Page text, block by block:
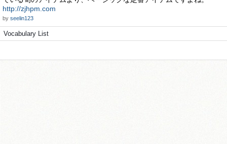
http://zjhpm.com
by seelin123
Vocabulary List